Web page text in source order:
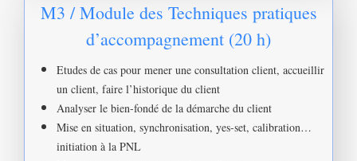
M3 / Module des Techniques pratiques
d’accompagnement (20 h)
Etudes de cas pour mener une consultation client, accueillir
un client, faire l’historique du client
Analyser le bien-fondé de la démarche du client
Mise en situation, synchronisation, yes-set, calibration…
initiation à la PNL